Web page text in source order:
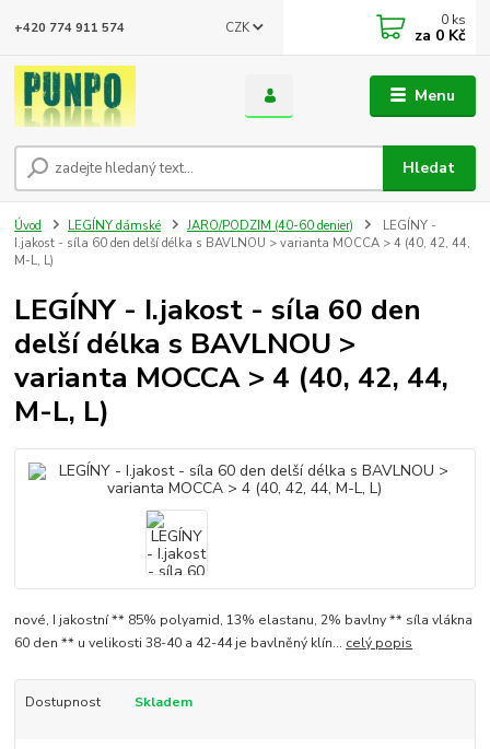
Menu
CZK
Hledat
+420 774 911 574 0 ks
za 0 Kč
Úvod LEGÍNY dámské JARO/PODZIM (40-60 denier)
LEGÍNY -
I.jakost - síla 60 den delší délka s BAVLNOU > varianta MOCCA > 4 (40, 42, 44,
M-L, L)
LEGÍNY - I.jakost - síla 60 den
delší délka s BAVLNOU >
varianta MOCCA > 4 (40, 42, 44,
M-L, L)
nové, I jakostní ** 85% polyamid, 13% elastanu, 2% bavlny ** síla vlákna
60 den ** u velikosti 38-40 a 42-44 je bavlněný klín... celý popis
Dostupnost Skladem